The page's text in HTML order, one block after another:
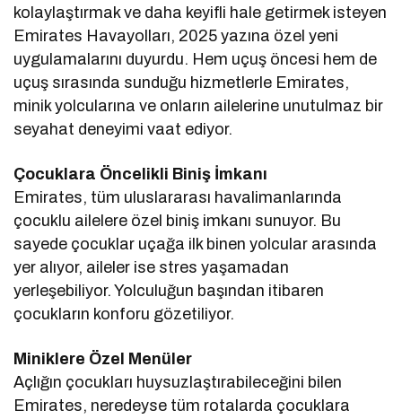
kolaylaştırmak ve daha keyifli hale getirmek isteyen
Emirates Havayolları, 2025 yazına özel yeni
uygulamalarını duyurdu. Hem uçuş öncesi hem de
uçuş sırasında sunduğu hizmetlerle Emirates,
minik yolcularına ve onların ailelerine unutulmaz bir
seyahat deneyimi vaat ediyor.
Çocuklara Öncelikli Biniş İmkanı
Emirates, tüm uluslararası havalimanlarında
çocuklu ailelere özel biniş imkanı sunuyor. Bu
sayede çocuklar uçağa ilk binen yolcular arasında
yer alıyor, aileler ise stres yaşamadan
yerleşebiliyor. Yolculuğun başından itibaren
çocukların konforu gözetiliyor.
Miniklere Özel Menüler
Açlığın çocukları huysuzlaştırabileceğini bilen
Emirates, neredeyse tüm rotalarda çocuklara